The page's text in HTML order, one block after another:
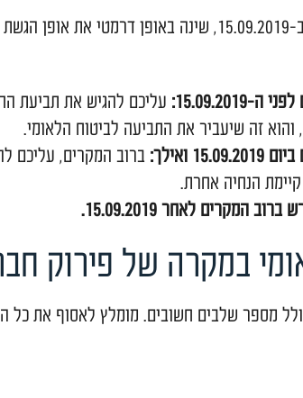
על ידי בית המשפט
החובות עד לתקרות שנקבעו בחוק.
או החדש? נקודה
את התביעה לביטוח הלאומי.